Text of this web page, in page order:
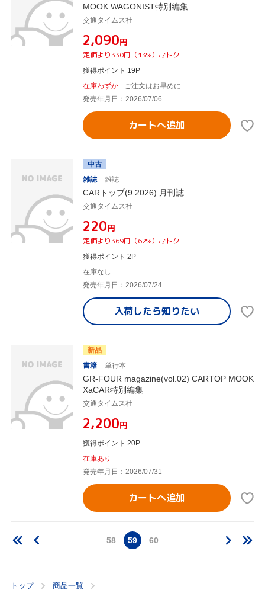
MOOK WAGONIST特別編集
交通タイムス社
¥2,090円
定価より330円（13%）おトク
獲得ポイント 19P
在庫わずか
ご注文はお早めに
発売年月日：2026/07/06
カートへ追加
中古
雑誌
雑誌
CARトップ(9 2026) 月刊誌
交通タイムス社
¥220円
定価より369円（62%）おトク
獲得ポイント 2P
在庫なし
発売年月日：2026/07/24
入荷したら知りたい
新品
書籍
単行本
GR-FOUR magazine(vol.02) CARTOP MOOK
XaCAR特別編集
交通タイムス社
¥2,200円
獲得ポイント 20P
在庫あり
発売年月日：2026/07/31
カートへ追加
58 59 60
トップ 商品一覧